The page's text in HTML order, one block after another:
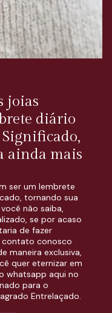
joias
diário
ainda mais
ser um lembrete
tornando sua
não saiba,
se por acaso
de fazer
contato conosco
maneira exclusiva,
quer eternizar em
whatsapp aqui no
para o
Entrelaçado.